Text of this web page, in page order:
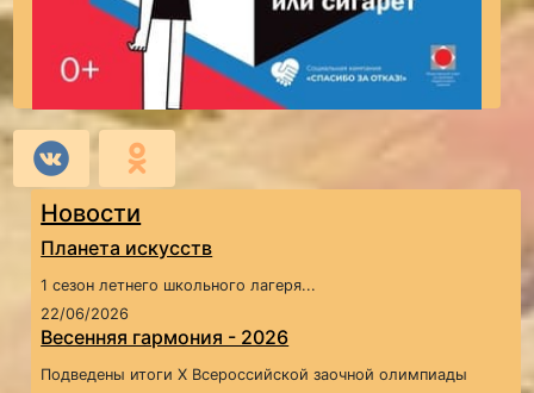
Новости
Планета искусств
1 сезон летнего школьного лагеря...
22/06/2026
Весенняя гармония - 2026
Подведены итоги X Всероссийской заочной олимпиады